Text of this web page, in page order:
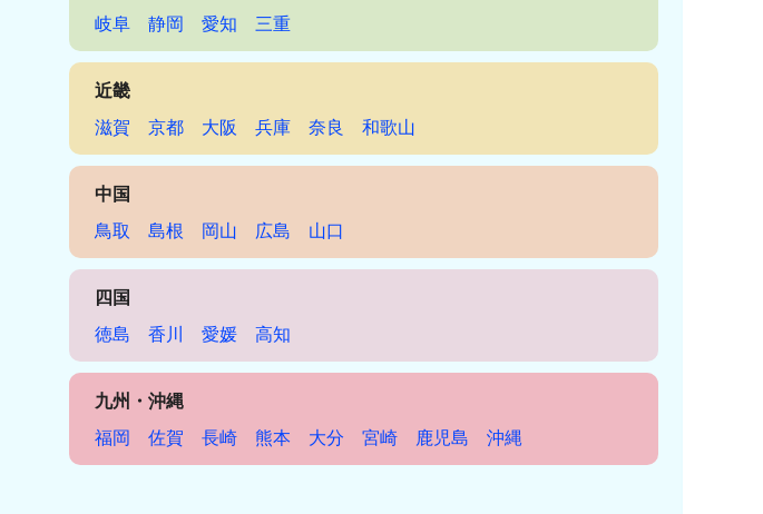
岐阜
静岡 愛知 三重
近畿
滋賀
京都 大阪 兵庫 奈良 和歌山
中国
鳥取
島根 岡山 広島 山口
四国
徳島
香川 愛媛 高知
九州・沖縄
福岡
佐賀 長崎 熊本 大分 宮崎 鹿児島 沖縄